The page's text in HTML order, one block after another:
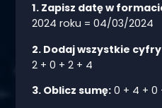
1. Zapisz datę w
2024 roku = 04/03/2024
2. Dodaj wszystkie
2 + 0 + 2 + 4
3. Oblicz sumę:0 + 4 + 0